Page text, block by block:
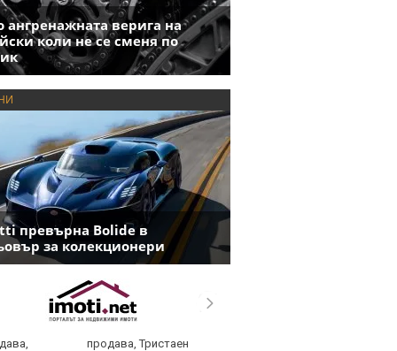
ангренажната верига на
коли не се сменя по
превърна Bolide в
за колекционери
продава, Тристаен